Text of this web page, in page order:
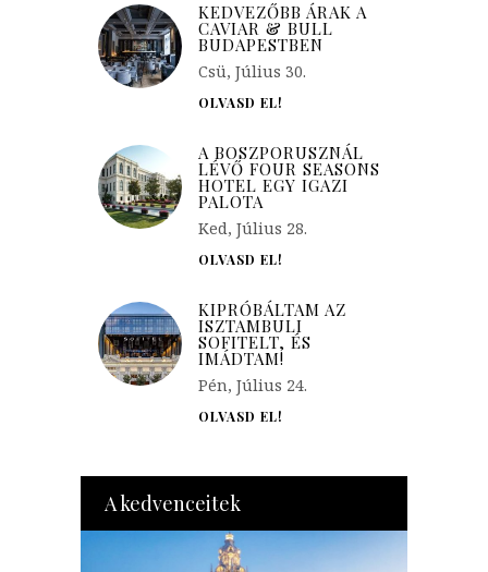
KEDVEZŐBB ÁRAK A
CAVIAR & BULL
BUDAPESTBEN
Csü, Július 30.
OLVASD EL!
A BOSZPORUSZNÁL
LÉVŐ FOUR SEASONS
HOTEL EGY IGAZI
PALOTA
Ked, Július 28.
OLVASD EL!
KIPRÓBÁLTAM AZ
ISZTAMBULI
SOFITELT, ÉS
IMÁDTAM!
Pén, Július 24.
OLVASD EL!
A kedvenceitek